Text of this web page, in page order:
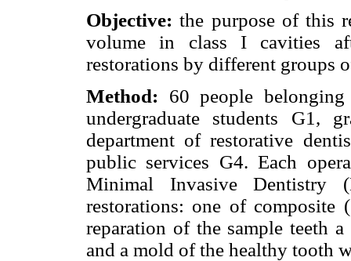
Objective: the purpose of this
volume in class I cavities
restorations by different groups
Method: 60 people
undergraduate students G1,
department of restorative
public services G4. Each
Minimal Invasive Dentistry
restorations: one of
reparation of the sample teeth
and a mold of the healthy tooth